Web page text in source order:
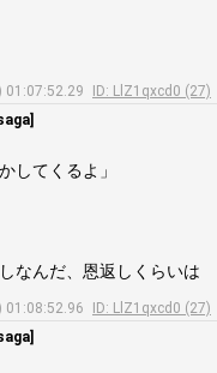
ID: LlZ1qxcd0 (27)
してくるよ」
なんだ、恩返しくらいは
ID: LlZ1qxcd0 (27)